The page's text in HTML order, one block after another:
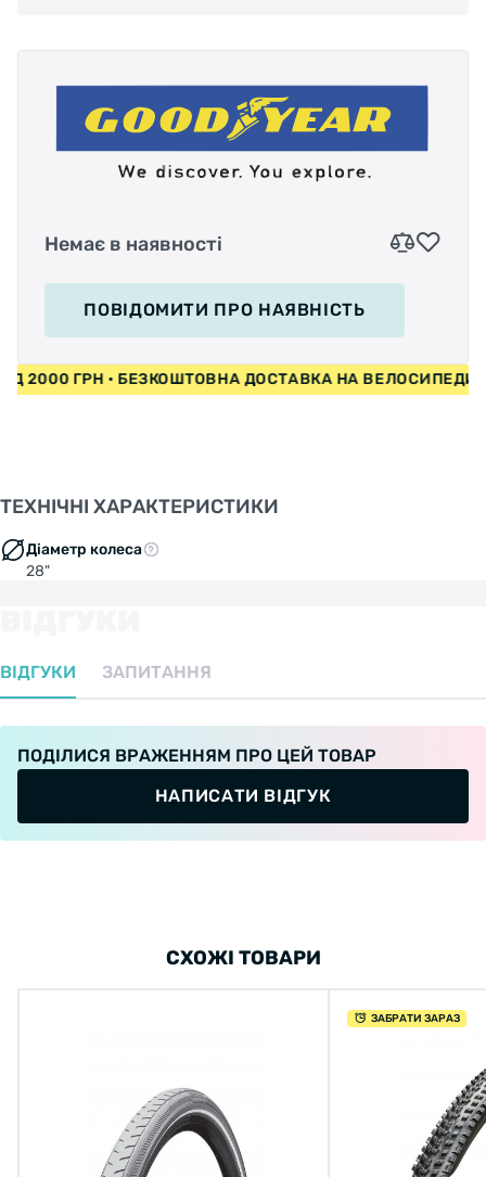
Немає в наявності
ПОВІДОМИТИ ПРО НАЯВНІСТЬ
2000 ГРН • БЕЗКОШТОВНА ДОСТАВКА НА
ТЕХНІЧНІ ХАРАКТЕРИСТИКИ
Діаметр колеса
28"
ВІДГУКИ ЗАПИТАННЯ
ПОДІЛИСЯ ВРАЖЕННЯМ ПРО ЦЕЙ ТОВАР
НАПИСАТИ ВІДГУК
СХОЖІ ТОВАРИ
ЗАБРАТИ ЗАРАЗ